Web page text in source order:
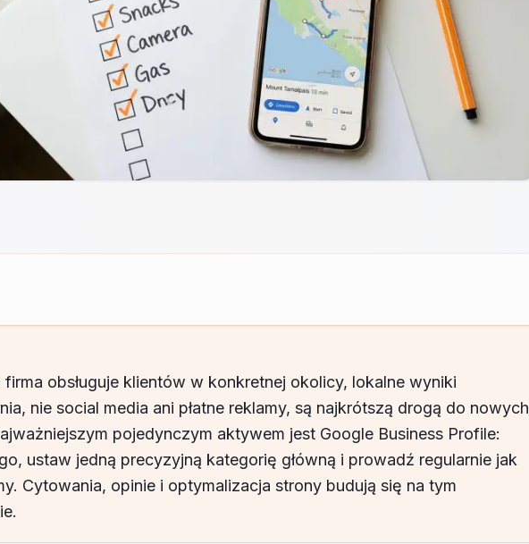
firma obsługuje klientów w konkretnej okolicy, lokalne wyniki
nie social media ani płatne reklamy, są najkrótszą drogą do nowych
pojedynczym aktywem jest Google Business Profile:
ustaw jedną precyzyjną kategorię główną i prowadź regularnie jak
Cytowania, opinie i optymalizacja strony budują się na tym